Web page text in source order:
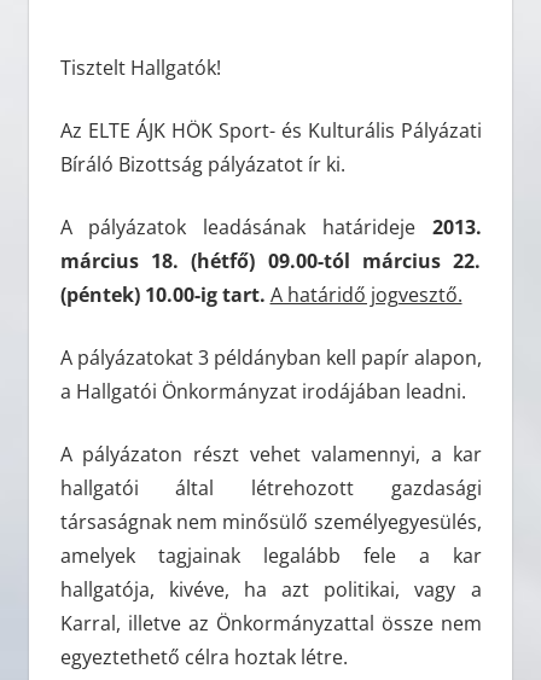
Tisztelt Hallgatók!
Az ELTE ÁJK HÖK Sport- és Kulturális Pályázati
Bíráló Bizottság pályázatot ír ki.
A pályázatok leadásának határideje
2013.
március 18. (hétfő) 09.00-tól március 22.
(péntek) 10.00-ig tart. A határidő jogvesztő.
A pályázatokat 3 példányban kell papír alapon,
a Hallgatói Önkormányzat irodájában leadni.
A pályázaton részt vehet valamennyi, a kar
hallgatói által létrehozott gazdasági
társaságnak nem minősülő személyegyesülés,
amelyek tagjainak legalább fele a kar
hallgatója, kivéve, ha azt politikai, vagy a
Karral, illetve az Önkormányzattal össze nem
egyeztethető célra hoztak létre.